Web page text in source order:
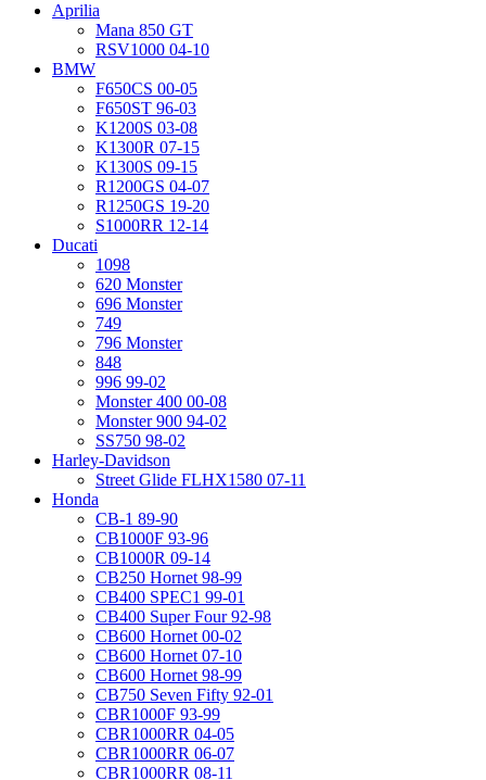
Aprilia
Mana 850 GT
RSV1000 04-10
BMW
F650CS 00-05
F650ST 96-03
K1200S 03-08
K1300R 07-15
K1300S 09-15
R1200GS 04-07
R1250GS 19-20
S1000RR 12-14
Ducati
1098
620 Monster
696 Monster
749
796 Monster
848
996 99-02
Monster 400 00-08
Monster 900 94-02
SS750 98-02
Harley-Davidson
Street Glide FLHX1580 07-11
Honda
CB-1 89-90
CB1000F 93-96
CB1000R 09-14
CB250 Hornet 98-99
CB400 SPEC1 99-01
CB400 Super Four 92-98
CB600 Hornet 00-02
CB600 Hornet 07-10
CB600 Hornet 98-99
CB750 Seven Fifty 92-01
CBR1000F 93-99
CBR1000RR 04-05
CBR1000RR 06-07
CBR1000RR 08-11